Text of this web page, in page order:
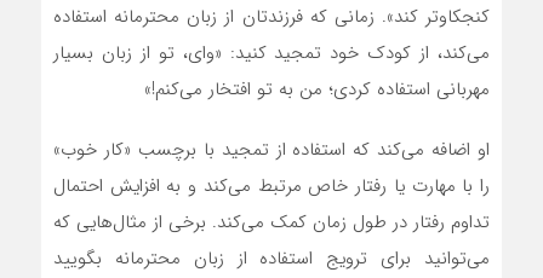
کنجکاوتر کند». زمانی که فرزندتان از زبان محترمانه استفاده
می‌کند، از کودک خود تمجید کنید: «وای، تو از زبان بسیار
مهربانی استفاده کردی؛ من به تو افتخار می‌کنم!»
او اضافه می‌کند که استفاده از تمجید با برچسب «کار خوب»
را با مهارت یا رفتار خاص مرتبط می‌کند و به افزایش احتمال
تداوم رفتار در طول زمان کمک می‌کند. برخی از مثال‌هایی که
می‌توانید برای ترویج استفاده از زبان محترمانه بگویید